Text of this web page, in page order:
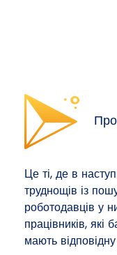
Це ті, де в
труднощів із
роботодавців у
працівників,
мають